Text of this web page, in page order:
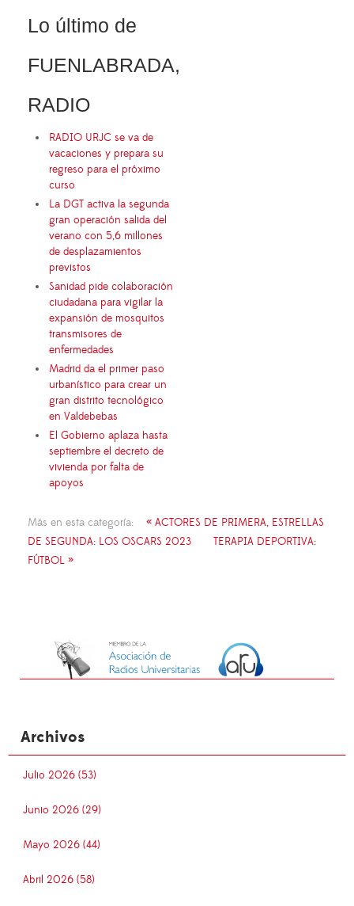
Lo último de
FUENLABRADA,
RADIO
RADIO URJC se va de
vacaciones y prepara su
regreso para el próximo
curso
La DGT activa la segunda
gran operación salida del
verano con 5,6 millones
de desplazamientos
previstos
Sanidad pide colaboración
ciudadana para vigilar la
expansión de mosquitos
transmisores de
enfermedades
Madrid da el primer paso
urbanístico para crear un
gran distrito tecnológico
en Valdebebas
El Gobierno aplaza hasta
septiembre el decreto de
vivienda por falta de
apoyos
Más en esta categoría:
« ACTORES DE PRIMERA, ESTRELLAS
DE SEGUNDA: LOS OSCARS 2023
TERAPIA DEPORTIVA:
FÚTBOL »
Archivos
Julio 2026 (53)
Junio 2026 (29)
Mayo 2026 (44)
Abril 2026 (58)